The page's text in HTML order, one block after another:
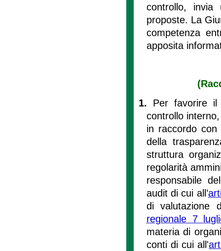
controllo, invia
proposte. La
competenza
apposita
1. Per favorire il
controllo
in raccordo con
della
struttura
regolarità
responsabile
audit di cui all’
di valutazione
regionale 7
materia di
conti di cui all'